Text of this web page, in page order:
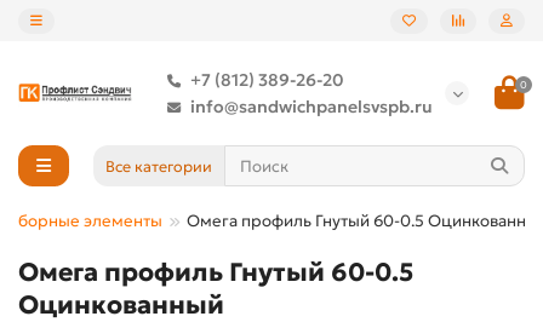
+7 (812) 389-26-20
info@sandwichpanelsvspb.ru
0
Все категории
элементы Омега профиль Гнутый 60-0.5
Омега профиль Гнутый 60-0.5
Оцинкованный